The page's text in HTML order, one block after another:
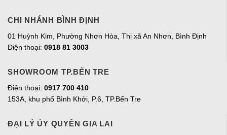
CHI NHÁNH BÌNH ĐỊNH
01 Huỳnh Kim, Phường Nhơn Hòa, Thị xã An Nhơn, Bình Định
Điện thoại: 0918 81 3003
SHOWROOM TP.BẾN TRE
Điện thoại: 0917 700 410
153A, khu phố Bình Khởi, P.6, TP.Bến Tre
ĐẠI LÝ ỦY QUYỀN GIA LAI